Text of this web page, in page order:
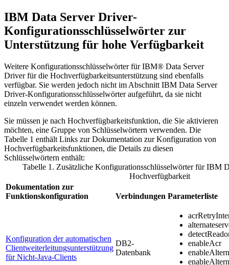
IBM Data Server Driver-
Konfigurationsschlüsselwörter zur
Unterstützung für hohe Verfügbarkeit
Weitere Konfigurationsschlüsselwörter für IBM® Data Server
Driver für die Hochverfügbarkeitsunterstützung sind ebenfalls
verfügbar. Sie werden jedoch nicht im Abschnitt IBM Data Server
Driver-Konfigurationsschlüsselwörter aufgeführt, da sie nicht
einzeln verwendet werden können.
Sie müssen je nach Hochverfügbarkeitsfunktion, die Sie aktivieren
möchten, eine Gruppe von Schlüsselwörtern verwenden. Die
Tabelle 1 enthält Links zur Dokumentation zur Konfiguration von
Hochverfügbarkeitsfunktionen, die Details zu diesen
Schlüsselwörtern enthält:
Tabelle 1. Zusätzliche Konfigurationsschlüsselwörter für IBM
Hochverfügbarkeit
Dokumentation zur
Funktionskonfiguration
Verbindungen Parameterliste
Konfiguration der automatischen
Clientweiterleitungsunterstützung
für Nicht-Java-Clients
DB2-
Datenbank
enableAcr